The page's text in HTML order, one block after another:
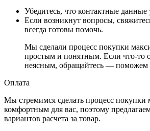
Убедитесь, что контактные данные
Если возникнут вопросы,
всегда готовы помочь.
Мы сделали процесс покупки
простым и понятным. Если что-то
неясным, обращайтесь — поможем
Оплата
Мы стремимся сделать процесс покупки
комфортным для вас, поэтому
вариантов расчета за товар.